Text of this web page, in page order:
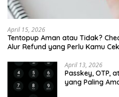
April 15, 2026
Tentopup Aman atau Tidak?
Alur Refund yang Perlu Kamu Cek
April 13, 2026
Passkey, OTP,
yang Paling